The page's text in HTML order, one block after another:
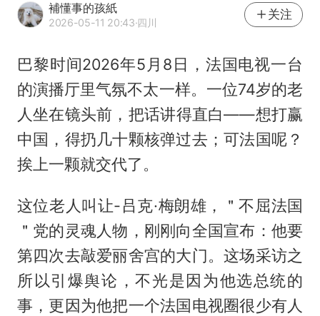
補懂事的孩紙
2026-05-11 20:43·四川
关注
巴黎时间2026年5月8日，法国电视一台
的演播厅里气氛不太一样。一位74岁的老
人坐在镜头前，把话讲得直白——想打赢
中国，得扔几十颗核弹过去；可法国呢？
挨上一颗就交代了。
这位老人叫让-吕克·梅朗雄，＂不屈法国
＂党的灵魂人物，刚刚向全国宣布：他要
第四次去敲爱丽舍宫的大门。这场采访之
所以引爆舆论，不光是因为他选总统的
事，更因为他把一个法国电视圈很少有人